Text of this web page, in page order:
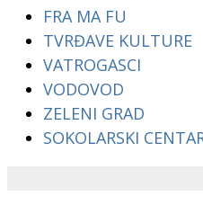
FRA MA FU
TVRĐAVE KULTURE
VATROGASCI
VODOVOD
ZELENI GRAD
SOKOLARSKI